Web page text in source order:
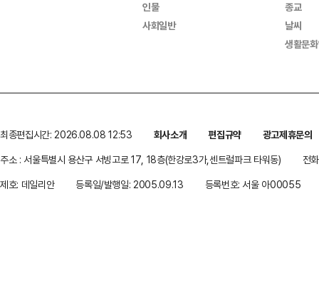
인물
사회일반
종교
날씨
생활문
최종편집시간: 2026.08.08 12:53 회사소개 편집규약
광고제휴문의
주소 : 서울특별시 용산구 서빙고로 17, 18층(한강로3가,센트럴파크 타워동)
전
제호: 데일리안
등록일/발행일: 2005.09.13 등록번호: 서울 아00055